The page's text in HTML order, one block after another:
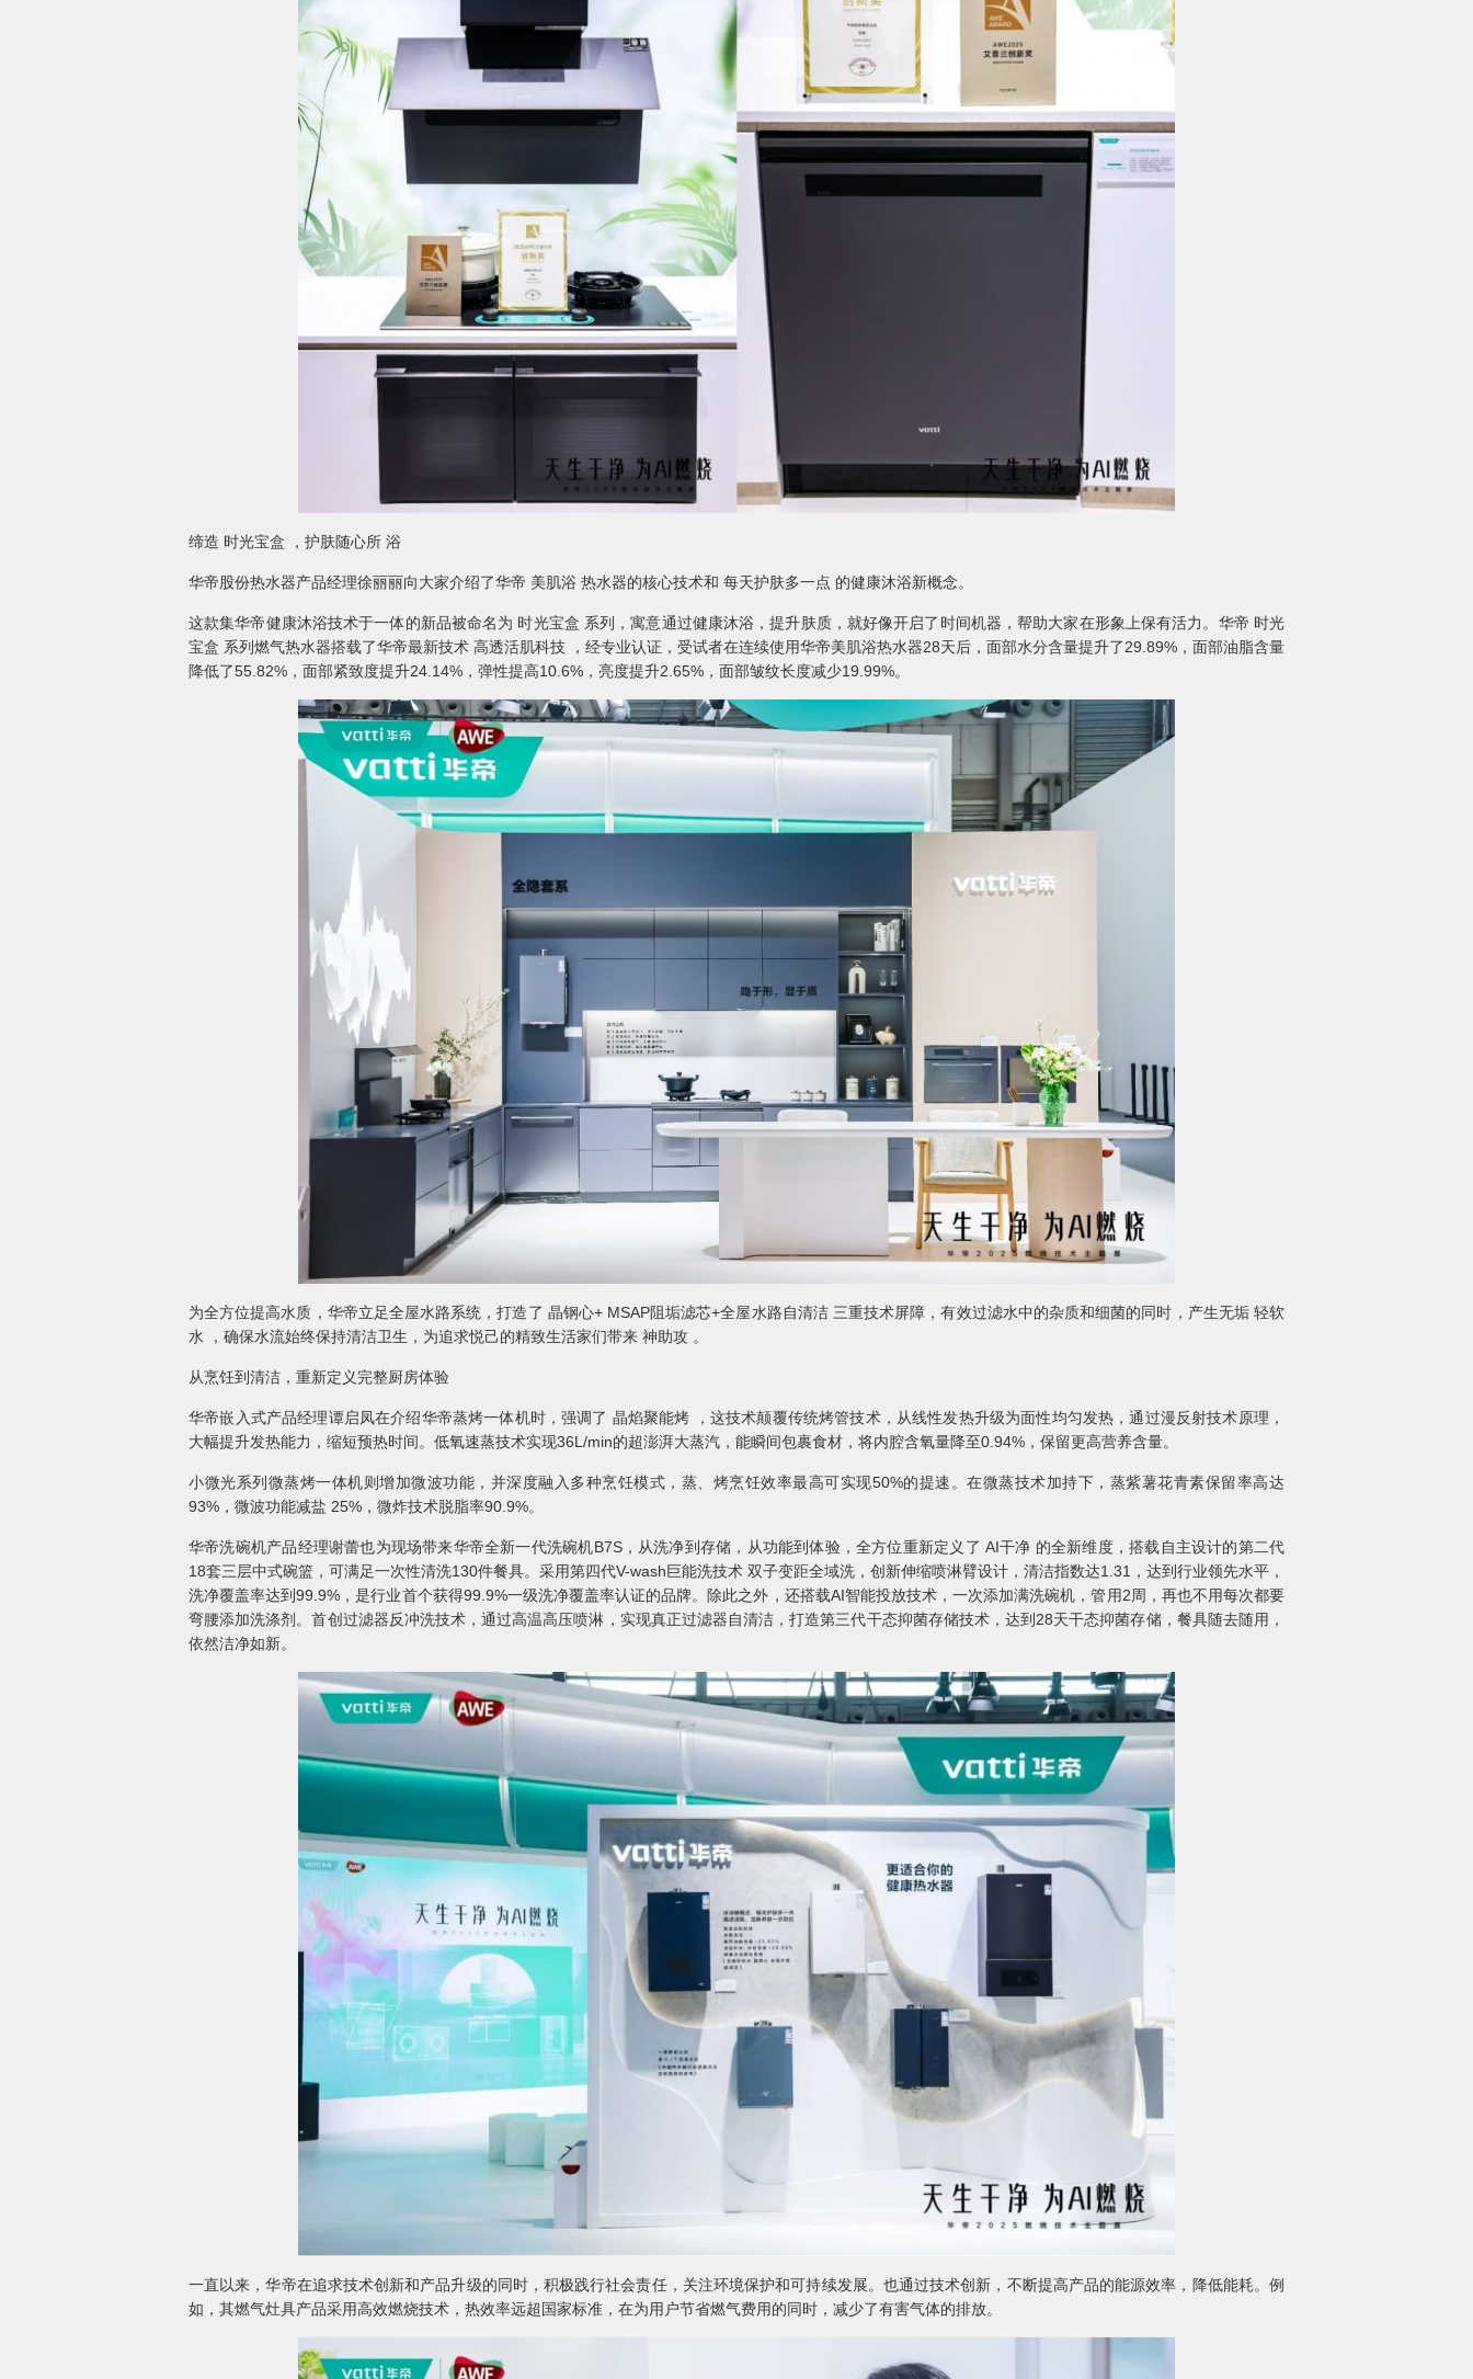
缔造 时光宝盒 ，护肤随心所 浴
华帝股份热水器产品经理徐丽丽向大家介绍了华帝 美肌浴 热水器的核心技术和 每天护肤多一点 的健康沐浴新概念。
这款集华帝健康沐浴技术于一体的新品被命名为 时光宝盒 系列，寓意通过健康沐浴，提升肤质，就好像开启了时间机器，帮助大家在形象上保有活力。华帝 时光
宝盒 系列燃气热水器搭载了华帝最新技术 高透活肌科技 ，经专业认证，受试者在连续使用华帝美肌浴热水器28天后，面部水分含量提升了29.89%，面部油脂含量
降低了55.82%，面部紧致度提升24.14%，弹性提高10.6%，亮度提升2.65%，面部皱纹长度减少19.99%。
为全方位提高水质，华帝立足全屋水路系统，打造了 晶钢心+ MSAP阻垢滤芯+全屋水路自清洁 三重技术屏障，有效过滤水中的杂质和细菌的同时，产生无垢 轻软
水 ，确保水流始终保持清洁卫生，为追求悦己的精致生活家们带来 神助攻 。
从烹饪到清洁，重新定义完整厨房体验
华帝嵌入式产品经理谭启凤在介绍华帝蒸烤一体机时，强调了 晶焰聚能烤 ，这技术颠覆传统烤管技术，从线性发热升级为面性均匀发热，通过漫反射技术原理，
大幅提升发热能力，缩短预热时间。低氧速蒸技术实现36L/min的超澎湃大蒸汽，能瞬间包裹食材，将内腔含氧量降至0.94%，保留更高营养含量。
小微光系列微蒸烤一体机则增加微波功能，并深度融入多种烹饪模式，蒸、烤烹饪效率最高可实现50%的提速。在微蒸技术加持下，蒸紫薯花青素保留率高达
93%，微波功能减盐 25%，微炸技术脱脂率90.9%。
华帝洗碗机产品经理谢蕾也为现场带来华帝全新一代洗碗机B7S，从洗净到存储，从功能到体验，全方位重新定义了 AI干净 的全新维度，搭载自主设计的第二代
18套三层中式碗篮，可满足一次性清洗130件餐具。采用第四代V-wash巨能洗技术 双子变距全域洗，创新伸缩喷淋臂设计，清洁指数达1.31，达到行业领先水平，
洗净覆盖率达到99.9%，是行业首个获得99.9%一级洗净覆盖率认证的品牌。除此之外，还搭载AI智能投放技术，一次添加满洗碗机，管用2周，再也不用每次都要
弯腰添加洗涤剂。首创过滤器反冲洗技术，通过高温高压喷淋，实现真正过滤器自清洁，打造第三代干态抑菌存储技术，达到28天干态抑菌存储，餐具随去随用，
依然洁净如新。
一直以来，华帝在追求技术创新和产品升级的同时，积极践行社会责任，关注环境保护和可持续发展。也通过技术创新，不断提高产品的能源效率，降低能耗。例
如，其燃气灶具产品采用高效燃烧技术，热效率远超国家标准，在为用户节省燃气费用的同时，减少了有害气体的排放。